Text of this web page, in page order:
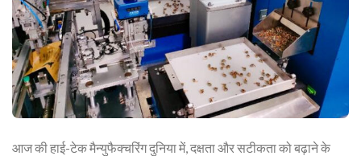
आज की हाई-टेक मैन्युफैक्चरिंग दुनिया में, दक्षता और सटीकता को बढ़ाने के